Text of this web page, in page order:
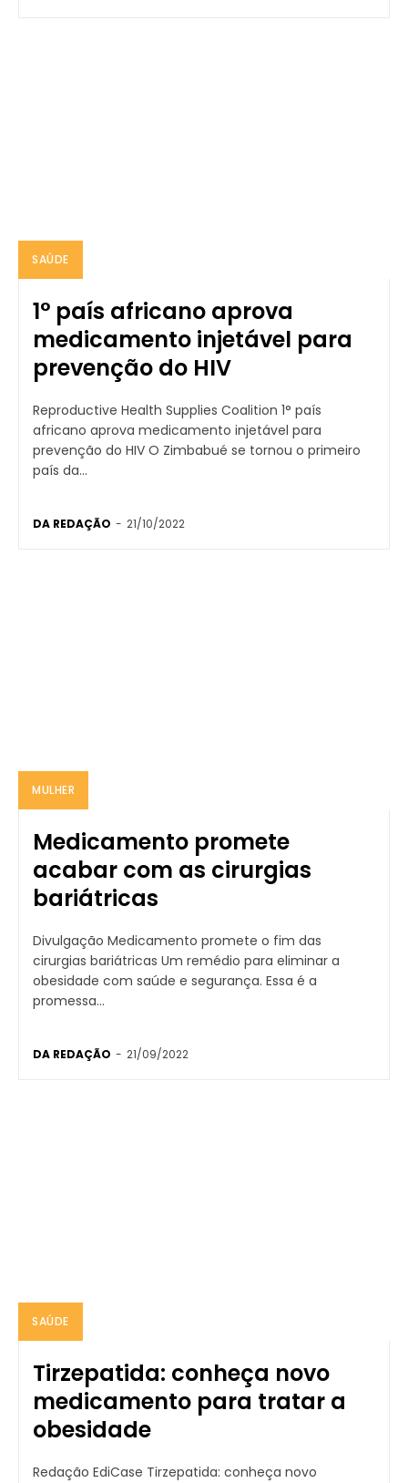
SAÚDE
1° país africano aprova
medicamento injetável para
prevenção do HIV
Reproductive Health Supplies Coalition 1° país
africano aprova medicamento injetável para
prevenção do HIV O Zimbabué se tornou o primeiro
país da...
DA REDAÇÃO - 21/10/2022
MULHER
Medicamento promete
acabar com as cirurgias
bariátricas
Divulgação Medicamento promete o fim das
cirurgias bariátricas Um remédio para eliminar a
obesidade com saúde e segurança. Essa é a
promessa...
DA REDAÇÃO - 21/09/2022
SAÚDE
Tirzepatida: conheça novo
medicamento para tratar a
obesidade
Redação EdiCase Tirzepatida: conheça novo